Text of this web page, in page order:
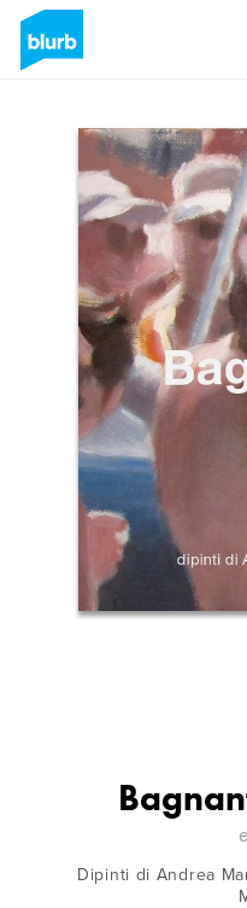
Dipinti di Andrea